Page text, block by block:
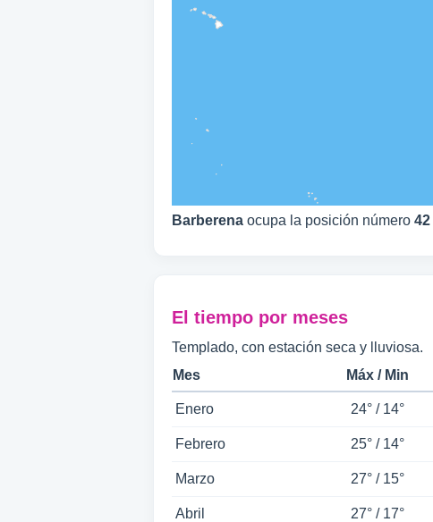
Barberena ocupa la posición número 42
El tiempo por meses
Templado, con estación seca y lluviosa.
Mes
Máx / Min
Enero 24° / 14°
Febrero 25° / 14°
Marzo 27° / 15°
Abril 27° / 17°